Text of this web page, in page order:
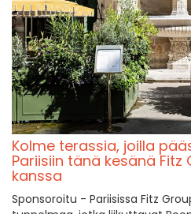
Kolme terassia, joilla
Pariisiin tänä kesänä
kanssa
Sponsoroitu - Pariisissa Fitz